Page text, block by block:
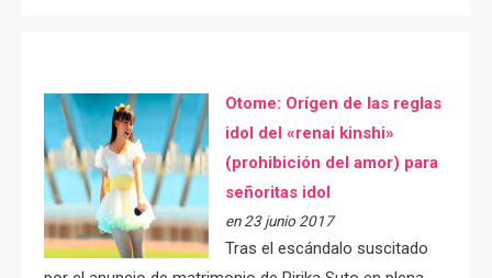
Otome: Orígen de las reglas
idol del «renai kinshi»
(prohibición del amor) para
señoritas idol
en 23 junio 2017
Tras el escándalo suscitado